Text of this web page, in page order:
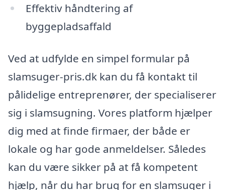
Effektiv håndtering af
byggepladsaffald
Ved at udfylde en simpel formular på
slamsuger-pris.dk kan du få kontakt til
pålidelige entreprenører, der specialiserer
sig i slamsugning. Vores platform hjælper
dig med at finde firmaer, der både er
lokale og har gode anmeldelser. Således
kan du være sikker på at få kompetent
hjælp, når du har brug for en slamsuger i